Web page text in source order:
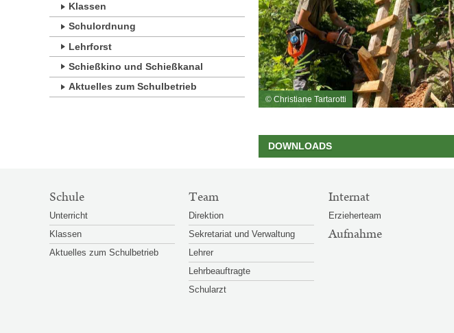
Klassen
Schulordnung
Lehrforst
Schießkino und Schießkanal
Aktuelles zum Schulbetrieb
© Christiane Tartarotti
DOWNLOADS
SITEMAP-
NAVIGATION
Schule
Unterricht
Klassen
Aktuelles zum Schulbetrieb
Team
Direktion
Sekretariat und Verwaltung
Lehrer
Lehrbeauftragte
Schularzt
Internat
Erzieherteam
Aufnahme